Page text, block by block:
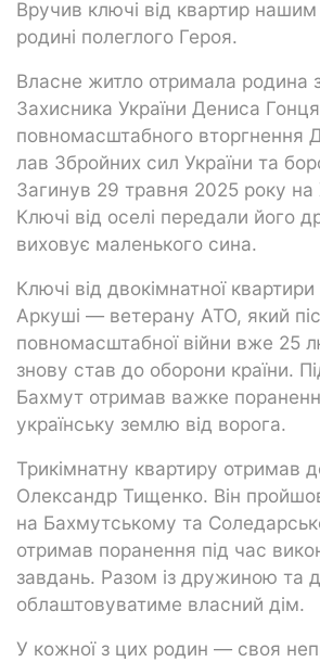
Вручив ключі від квартир
родині полеглого Героя.
Власне житло отримала родина
Захисника України Дениса
повномасштабного вторгнення
лав Збройних сил України та
Загинув 29 травня 2025 року на
Ключі від оселі передали його
виховує маленького сина.
Ключі від двокімнатної
Аркуші — ветерану АТО, який
повномасштабної війни вже 25
знову став до оборони країни.
Бахмут отримав важке
українську землю від ворога.
Трикімнатну квартиру отримав
Олександр Тищенко. Він
на Бахмутському та
отримав поранення під час
завдань. Разом із дружиною та
облаштовуватиме власний дім.
У кожної з цих родин — своя